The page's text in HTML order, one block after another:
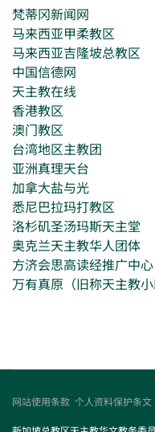
梵蒂冈新闻网
马来西亚甲柔教区
马来西亚吉隆坡总教区
中国信德网
天主教在线
香港教区
澳门教区
台湾地区主教团
亚洲真理天台
加拿大盐与光
悉尼巴拉玛打教区
洛杉矶圣汤玛斯天主堂
奥克兰天主教华人团体
方济会思高读经推广中心
万有真原（旧称天主教小
网站使用条款 个人资料保护条文